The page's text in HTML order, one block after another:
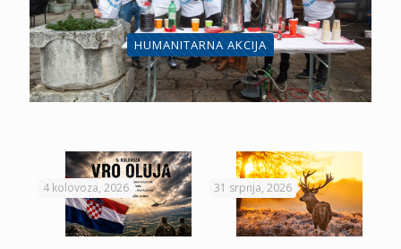
HUMANITARNA AKCIJA
4 kolovoza, 2026 31 srpnja, 2026